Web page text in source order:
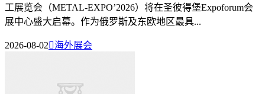
工展览会（METAL-EXPO’2026）将在圣彼得堡Expoforum会
展中心盛大启幕。作为俄罗斯及东欧地区最具...
2026-08-02海外展会